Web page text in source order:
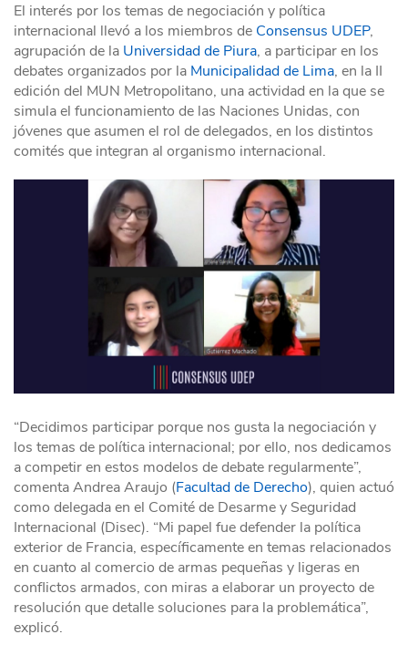
El interés por los temas de negociación y política
internacional llevó a los miembros de Consensus UDEP,
agrupación de la Universidad de Piura, a participar en los
debates organizados por la Municipalidad de Lima, en la II
edición del MUN Metropolitano, una actividad en la que se
simula el funcionamiento de las Naciones Unidas, con
jóvenes que asumen el rol de delegados, en los distintos
comités que integran al organismo internacional.
“Decidimos participar porque nos gusta la negociación y
los temas de política internacional; por ello, nos dedicamos
a competir en estos modelos de debate regularmente”,
comenta Andrea Araujo (Facultad de Derecho), quien actuó
como delegada en el Comité de Desarme y Seguridad
Internacional (Disec). “Mi papel fue defender la política
exterior de Francia, específicamente en temas relacionados
en cuanto al comercio de armas pequeñas y ligeras en
conflictos armados, con miras a elaborar un proyecto de
resolución que detalle soluciones para la problemática”,
explicó.